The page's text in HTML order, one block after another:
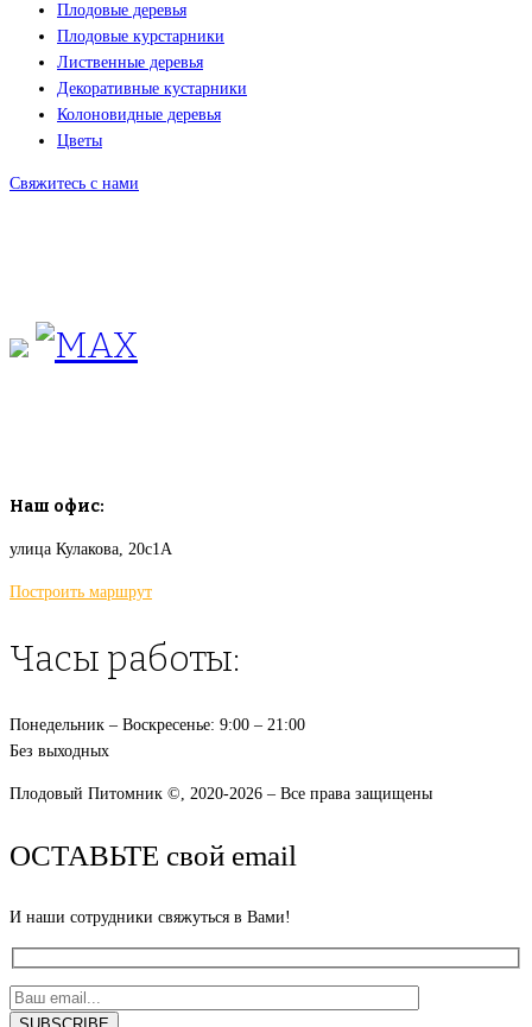
Плодовые деревья
Плодовые курстарники
Лиственные деревья
Декоративные кустарники
Колоновидные деревья
Цветы
Свяжитесь с нами
Наш офис:
улица Кулакова, 20с1А
Построить маршрут
Часы работы:
Понедельник – Воскресенье: 9:00 – 21:00
Без выходных
Плодовый Питомник ©, 2020-2026 – Все права защищены
ОСТАВЬТЕ свой email
И наши сотрудники свяжуться в Вами!